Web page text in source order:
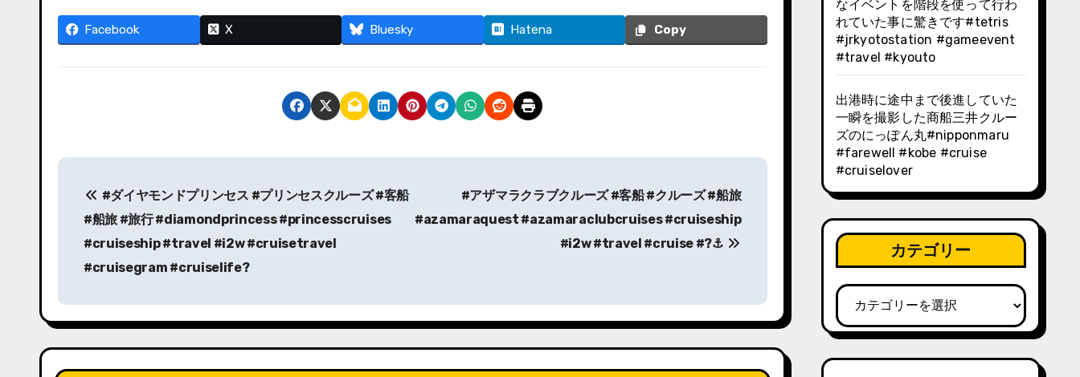
Facebook X Bluesky Hatena Copy
投
ゲ
ー
シ
#ダイヤモンドプリンセス #プリンセスクルーズ #客船
#船旅 #旅行 #diamondprincess #princesscruises
#cruiseship #travel #i2w #cruisetravel
#cruisegram #cruiselife?
#アザマラクラブクルーズ #客船 #クルーズ #船旅
#azamaraquest #azamaraclubcruises #cruiseship
#i2w #travel #cruise #?⚓︎
なイベントを階段を使って行わ
れていた事に驚きです️#tetris
#jrkyotostation #gameevent
#travel #kyouto
出港時に途中まで後進していた
一瞬を撮影した商船三井クルー
ズのにっぽん丸#nipponmaru
#farewell #kobe #cruise
#cruiselover
カテゴリー
カ
テ
ゴ
リ